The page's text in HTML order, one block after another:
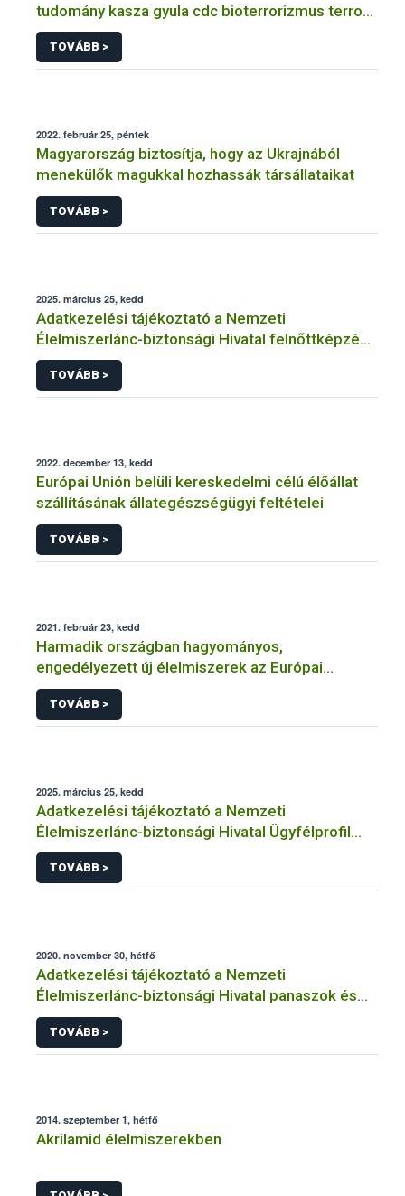
tudomány kasza gyula cdc bioterrorizmus terror
lépfene
TOVÁBB >
2022. február 25, péntek
Magyarország biztosítja, hogy az Ukrajnából
menekülők magukkal hozhassák társállataikat
TOVÁBB >
2025. március 25, kedd
Adatkezelési tájékoztató a Nemzeti
Élelmiszerlánc-biztonsági Hivatal felnőttképzési
tevékenységéhez kapcsolódó adatkezeléséhez
TOVÁBB >
2022. december 13, kedd
Európai Unión belüli kereskedelmi célú élőállat
szállításának állategészségügyi feltételei
TOVÁBB >
2021. február 23, kedd
Harmadik országban hagyományos,
engedélyezett új élelmiszerek az Európai
Unióban
TOVÁBB >
2025. március 25, kedd
Adatkezelési tájékoztató a Nemzeti
Élelmiszerlánc-biztonsági Hivatal Ügyfélprofil
Rendszerben kistermelői tevékenység
témakörben intézhető közhatalmi eljárásaihoz
kapcsolódó adatkezeléséhez
TOVÁBB >
2020. november 30, hétfő
Adatkezelési tájékoztató a Nemzeti
Élelmiszerlánc-biztonsági Hivatal panaszok és
közérdekű bejelentések kezeléséhez
kapcsolódó adatkezeléséhez
TOVÁBB >
2014. szeptember 1, hétfő
Akrilamid élelmiszerekben